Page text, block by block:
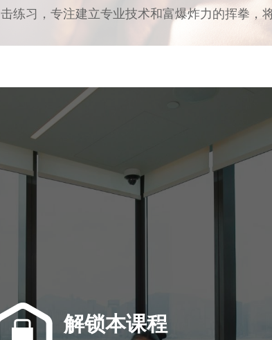
练习，专注建立专业技术和富爆炸力的挥拳，
解锁本课程